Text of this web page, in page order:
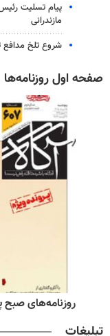
پیام تسلیت
مازندرانی
شروع تلخ مدافع
صفحه اول روزنامه‌ها
روزنامه‌های صبح پنج‌شنبه
تبلیغات